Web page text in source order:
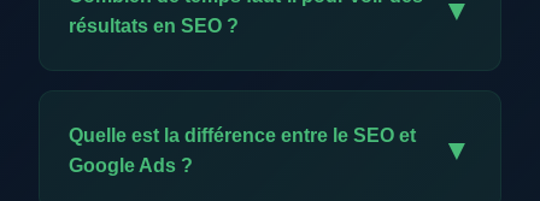
audit, optimisation technique, création de
résultats en SEO ?
▼
Les premiers résultats apparaissent
à la publicité, le SEO construit un actif durable :
Quelle est la différence entre le SEO et
Google Ads ?
▼